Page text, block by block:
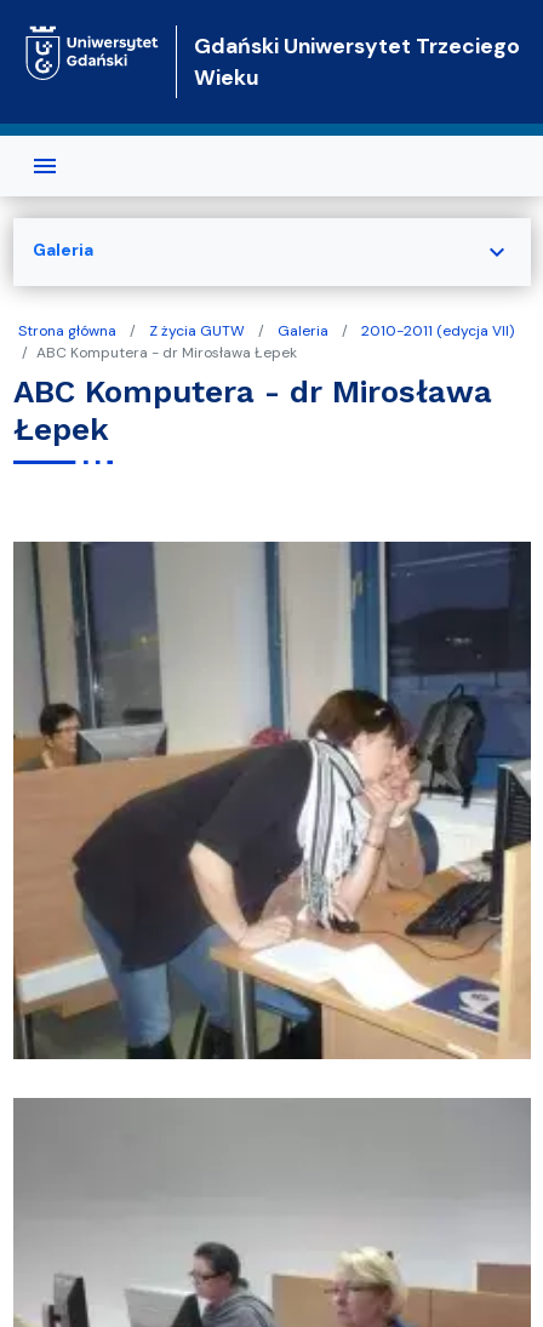
Gdański Uniwersytet Trzeciego
Wieku
Strona główna Z życia GUTW Galeria
2010-2011 (edycja VII)
ABC Komputera - dr Mirosława Łepek
ABC Komputera - dr Mirosława
Łepek
Galeria expand_more